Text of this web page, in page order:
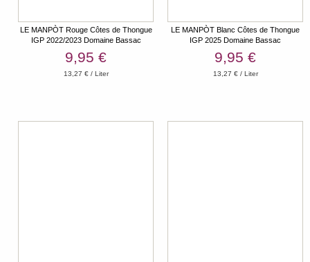
LE MANPÒT Rouge Côtes de Thongue
IGP 2022/2023 Domaine Bassac
9,95 €
13,27 € / Liter
LE MANPÒT Blanc Côtes de Thongue
IGP 2025 Domaine Bassac
9,95 €
13,27 € / Liter